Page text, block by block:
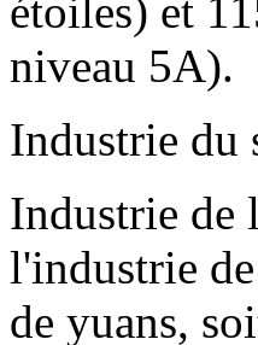
étoiles) et
niveau 5A).
Industrie du
Industrie de
l'industrie
de yuans,